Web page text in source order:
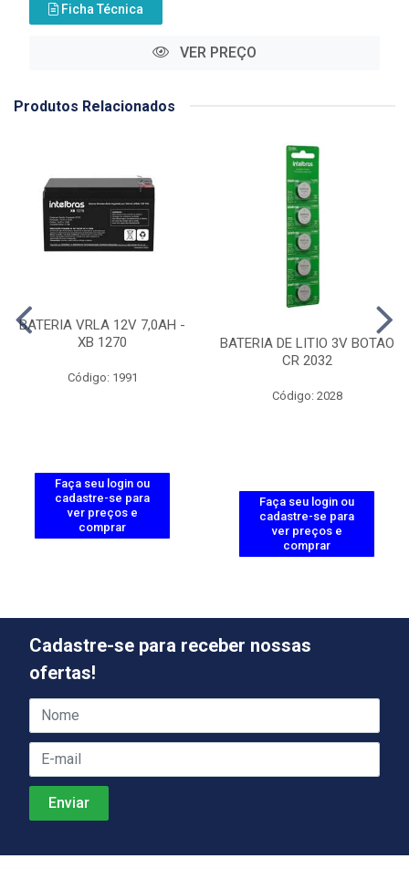
Ficha Técnica
VER PREÇO
Produtos Relacionados
BATERIA VRLA 12V 7,0AH -
XB 1270
Código: 1991
Faça seu login ou
cadastre-se para
ver preços e
comprar
BATERIA DE LITIO 3V BOTAO
CR 2032
Código: 2028
Faça seu login ou
cadastre-se para
ver preços e
comprar
Cadastre-se para receber nossas
ofertas!